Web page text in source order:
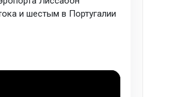
и шестым в Португалии